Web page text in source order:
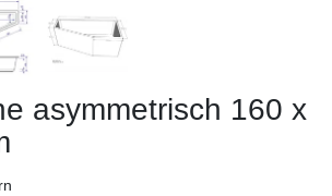
asymmetrisch 160 x